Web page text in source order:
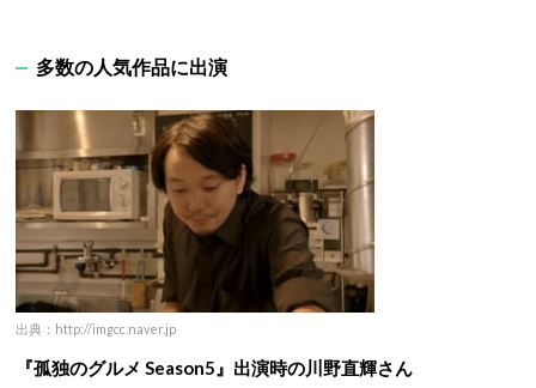
多数の人気作品に出演
出典：http://imgcc.naver.jp
『孤独のグルメ Season5』出演時の川野直輝さん